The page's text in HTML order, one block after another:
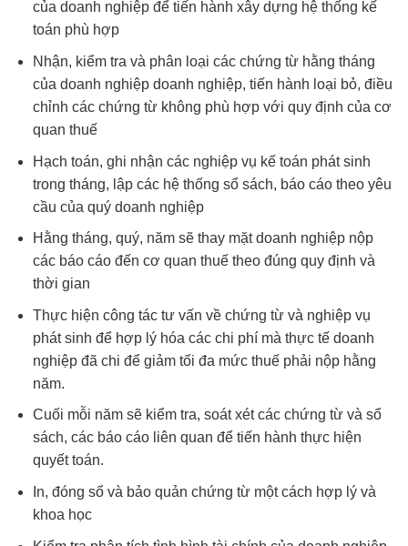
của doanh nghiệp để tiến hành xây dựng hệ thống kế
toán phù hợp
Nhận, kiểm tra và phân loại các chứng từ hằng tháng
của doanh nghiệp doanh nghiệp, tiến hành loại bỏ, điều
chỉnh các chứng từ không phù hợp với quy định của cơ
quan thuế
Hạch toán, ghi nhận các nghiệp vụ kế toán phát sinh
trong tháng, lập các hệ thống sổ sách, báo cáo theo yêu
cầu của quý doanh nghiệp
Hằng tháng, quý, năm sẽ thay mặt doanh nghiệp nộp
các báo cáo đến cơ quan thuế theo đúng quy định và
thời gian
Thực hiện công tác tư vấn về chứng từ và nghiệp vụ
phát sinh để hợp lý hóa các chi phí mà thực tế doanh
nghiệp đã chi để giảm tối đa mức thuế phải nộp hằng
năm.
Cuối mỗi năm sẽ kiểm tra, soát xét các chứng từ và sổ
sách, các báo cáo liên quan để tiến hành thực hiện
quyết toán.
In, đóng sổ và bảo quản chứng từ một cách hợp lý và
khoa học